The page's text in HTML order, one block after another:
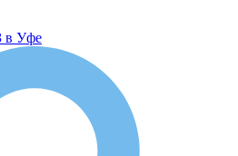
в Уфе